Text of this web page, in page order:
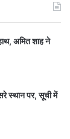
अमित शाह ने
स्थान पर, सूची में